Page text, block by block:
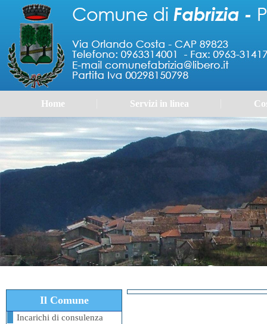
Home Servizi in linea
Portale
Il Comune
Incarichi di consulenza